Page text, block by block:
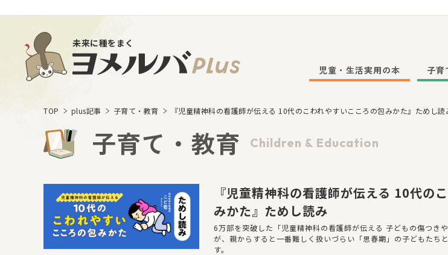
未来に種をまく
児童・生活実用の本 子育
TOP plus記事 子育て・教育 『児童精神科の看護師が伝える 10代のこわれやすいこころの包みかた』ためし読
Children & Education
子育て・教育
『児童精神科の看護師が伝える 10代の
みかた』ためし読み
6万部を突破した「児童精神科の看護師が伝える 子どもの傷つき
が、親からすると一番難しく扱いづらい「思春期」の子どもたち
す。